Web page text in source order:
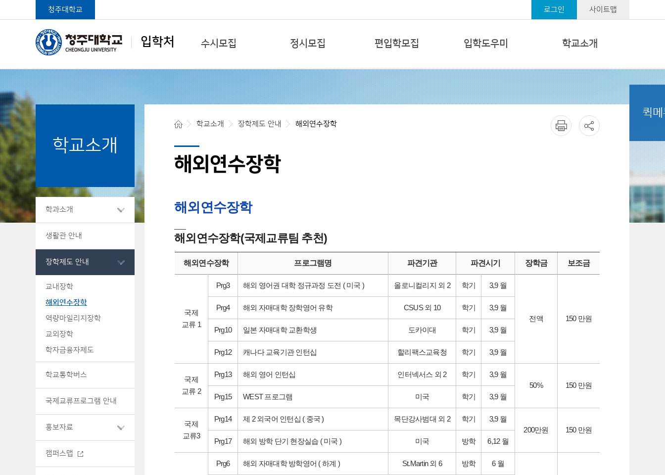
입학처
청주대학교 로그인 사이트맵
학생중심 글로벌대학
청주대학교 입학처
수시모집 정시모집 편입학모집 입학도우미 학교소개
학교소개
학과소개
생활관 안내
장학제도 안내
교내장학
해외연수장학
역량마일리지장학
교외장학
학자금융자제도
학교통학버스
국제교류프로그램 안내
홍보자료
캠퍼스맵
학교소개 장학제도 안내 해외연수장학
해외연수장학
해외연수장학
해외연수장학(국제교류팀 추천)
해외연수장학 프로그램명 파견기관 파견시기 장학금 보조금
국제
교류 1
Prg3 해외 영어권 대학 정규과정 도전 ( 미국 ) 올로니컬리지 외 2 학기 3,9 월
전액 150 만원
Prg4 해외 자매대학 장학영어 유학 CSUS 외 10 학기 3,9 월
Prg10 일본 자매대학 교환학생 도카이대 학기 3,9 월
Prg12 캐나다 교육기관 인턴십 할리팩스교육청 학기 3,9 월
국제
교류 2
Prg13 해외 영어 인턴십 인터넥서스 외 2 학기
3,9 월
50%
150 만원
Prg15
WEST 프로그램 미국 학기 3,9 월
국제
교류3
Prg14 제 2 외국어 인턴십 ( 중국 ) 목단강사범대 외 2 학기
3,9 월
200만원
150 만원
Prg17
해외 방학 단기 현장실습 ( 미국 ) 미국 방학 6,12 월
Prg6 해외 자매대학 방학영어 ( 하계 ) St.Martin 외 6 방학 6 월
퀵